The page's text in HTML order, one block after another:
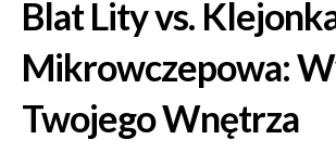
Blat Lity vs.
Mikrowczepowa:
Twojego Wnętrza